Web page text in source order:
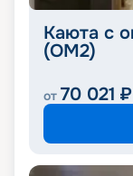
Каюта с
(OM2)
от 70 021 ₽